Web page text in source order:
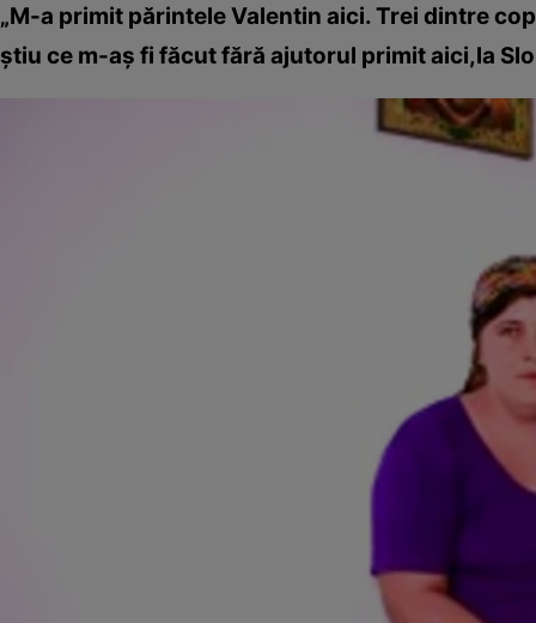
„M-a primit părintele Valentin aici. Trei dintre
ştiu ce m-aş fi făcut fără ajutorul primit aici,la